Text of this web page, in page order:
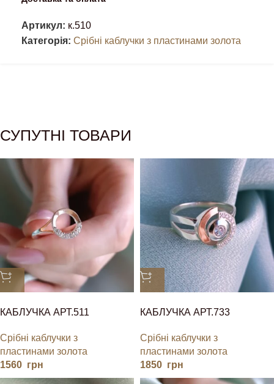
Артикул: к.510
Категорія: Срібні каблучки з пластинами золота
СУПУТНІ ТОВАРИ
КАБЛУЧКА АРТ.511
Срібні каблучки з
пластинами золота
1560 грн
КАБЛУЧКА АРТ.733
Срібні каблучки з
пластинами золота
1850 грн